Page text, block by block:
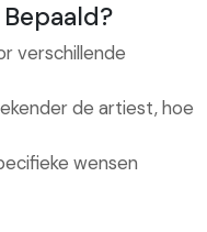
verschillende
de artiest, hoe
wensen